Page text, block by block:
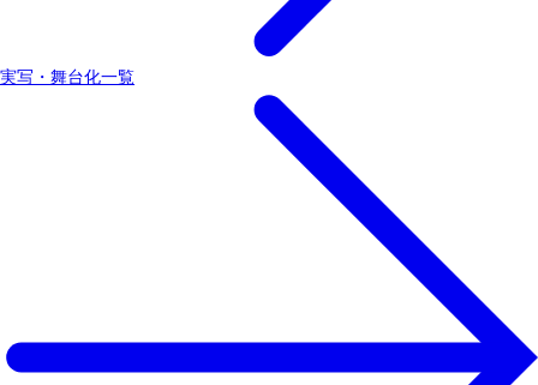
実写・舞台化一覧